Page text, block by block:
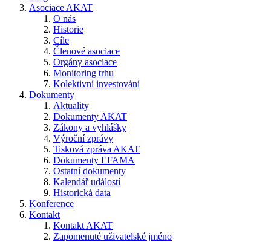
Asociace AKAT
O nás
Historie
Cíle
Členové asociace
Orgány asociace
Monitoring trhu
Kolektivní investování
Dokumenty
Aktuality
Dokumenty AKAT
Zákony a vyhlášky
Výroční zprávy
Tisková zpráva AKAT
Dokumenty EFAMA
Ostatní dokumenty
Kalendář událostí
Historická data
Konference
Kontakt
Kontakt AKAT
Zapomenuté uživatelské jméno